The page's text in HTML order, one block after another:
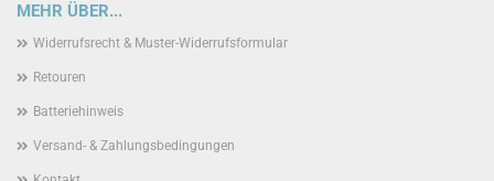
MEHR ÜBER...
Widerrufsrecht & Muster-Widerrufsformular
Retouren
Batteriehinweis
Versand- & Zahlungsbedingungen